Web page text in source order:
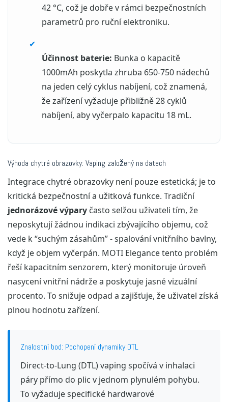
42 °C, což je dobře v rámci bezpečnostních
parametrů pro ruční elektroniku.
✔
Účinnost baterie: Bunka o kapacitě
1000mAh poskytla zhruba 650-750 nádechů
na jeden celý cyklus nabíjení, což znamená,
že zařízení vyžaduje přibližně 28 cyklů
nabíjení, aby vyčerpalo kapacitu 18 mL.
Výhoda chytré obrazovky: Vaping založený na datech
Integrace chytré obrazovky není pouze estetická; je to
kritická bezpečnostní a užitková funkce. Tradiční
jednorázové výpary často selžou uživateli tím, že
neposkytují žádnou indikaci zbývajícího objemu, což
vede k “suchým zásahům” - spalování vnitřního bavlny,
když je objem vyčerpán. MOTI Elegance tento problém
řeší kapacitním senzorem, který monitoruje úroveň
nasycení vnitřní nádrže a poskytuje jasné vizuální
procento. To snižuje odpad a zajišťuje, že uživatel získá
plnou hodnotu zařízení.
Znalostní bod: Pochopení dynamiky DTL
Direct-to-Lung (DTL) vaping spočívá v inhalaci
páry přímo do plic v jednom plynulém pohybu.
To vyžaduje specifické hardwarové